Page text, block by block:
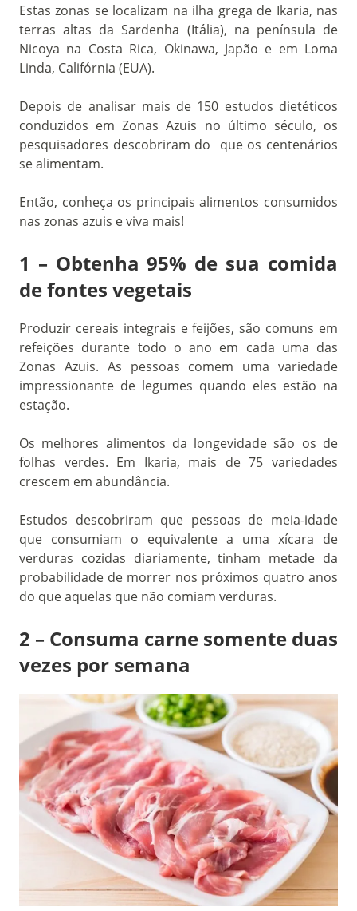
Estas zonas se localizam na ilha grega de Ikaria, nas
terras altas da Sardenha (Itália), na península de
Nicoya na Costa Rica, Okinawa, Japão e em Loma
Linda, Califórnia (EUA).
Depois de analisar mais de 150 estudos dietéticos
conduzidos em Zonas Azuis no último século, os
pesquisadores descobriram do que os centenários
se alimentam.
Então, conheça os principais alimentos consumidos
nas zonas azuis e viva mais!
1 – Obtenha 95% de sua comida
de fontes vegetais
Produzir cereais integrais e feijões, são comuns em
refeições durante todo o ano em cada uma das
Zonas Azuis. As pessoas comem uma variedade
impressionante de legumes quando eles estão na
estação.
Os melhores alimentos da longevidade são os de
folhas verdes. Em Ikaria, mais de 75 variedades
crescem em abundância.
Estudos descobriram que pessoas de meia-idade
que consumiam o equivalente a uma xícara de
verduras cozidas diariamente, tinham metade da
probabilidade de morrer nos próximos quatro anos
do que aquelas que não comiam verduras.
2 – Consuma carne somente duas
vezes por semana